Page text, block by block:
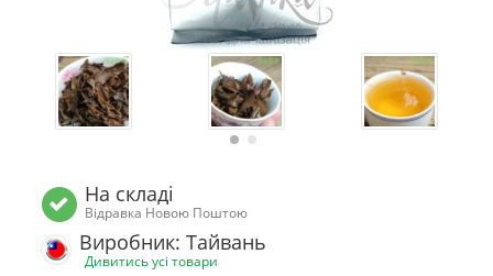
На складі
Відравка Новою Поштою
Виробник: Тайвань
Дивитись усі товари